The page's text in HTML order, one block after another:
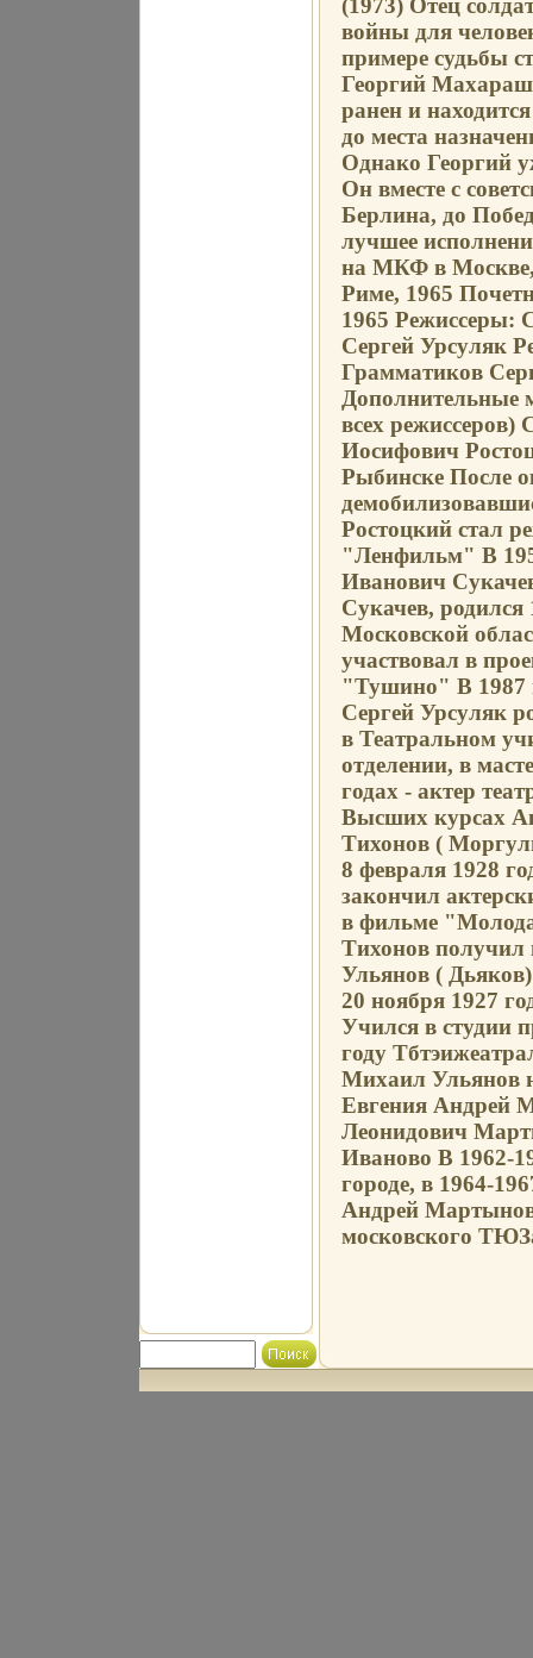
(1973) Отец
войны для
примере судьбы
Георгий
ранен и
до места
Однако Георгий
Он вместе с
Берлина, до
лучшее
на МКФ в
Риме, 1965
1965 Режиссеры:
Сергей Урсуляк
Грамматиков
Дополнительные
всех режиссеров)
Иосифович
Рыбинске После
Ростоцкий стал
"Ленфильм" В
Иванович
Сукачев, родился
Московской
участвовал в
"Тушино" В 1987
Сергей Урсуляк
в Театральном
отделении, в
годах - актер
Высших курсах
Тихонов (
8 февраля 1928
закончил
в фильме
Тихонов получил
Ульянов (
20 ноября 1927
Учился в студии
году
Михаил Ульянов
Евгения Андрей
Леонидович
Иваново В 1962-
городе, в 1964-
Андрей
московского